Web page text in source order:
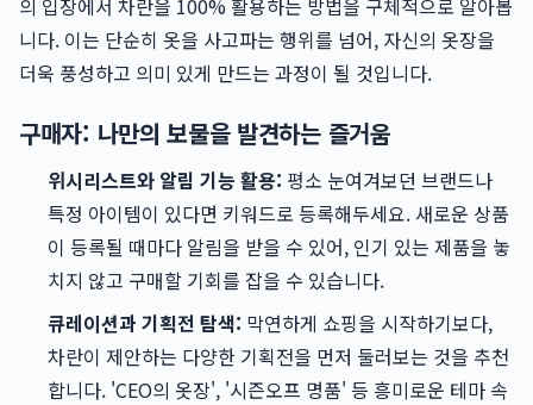
의 입장에서 차란을 100% 활용하는 방법을 구체적으로 알아봅
니다. 이는 단순히 옷을 사고파는 행위를 넘어, 자신의 옷장을
더욱 풍성하고 의미 있게 만드는 과정이 될 것입니다.
구매자: 나만의 보물을 발견하는 즐거움
위시리스트와 알림 기능 활용: 평소 눈여겨보던 브랜드나
특정 아이템이 있다면 키워드로 등록해두세요. 새로운 상품
이 등록될 때마다 알림을 받을 수 있어, 인기 있는 제품을 놓
치지 않고 구매할 기회를 잡을 수 있습니다.
큐레이션과 기획전 탐색: 막연하게 쇼핑을 시작하기보다,
차란이 제안하는 다양한 기획전을 먼저 둘러보는 것을 추천
합니다. 'CEO의 옷장', '시즌오프 명품' 등 흥미로운 테마 속